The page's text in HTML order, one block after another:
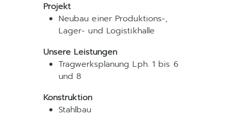
Projekt
Neubau einer Produktions-,
Lager- und Logistikhalle
Unsere Leistungen
Tragwerksplanung Lph. 1 bis 6
und 8
Konstruktion
Stahlbau